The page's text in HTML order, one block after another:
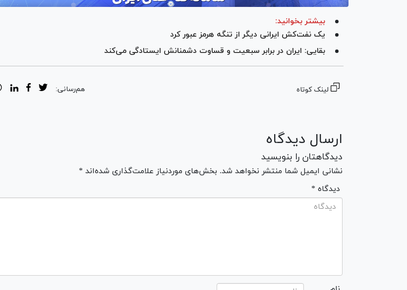
بیشتر بخوانید:
یک نفت‌کش ایرانی دیگر از تنگه هرمز عبور کرد
بقایی: ایران در برابر سبعیت و قساوت دشمنانش ایستادگی می‌کند
لینک کوتاه هم‌رسانی:
ارسال دیدگاه
دیدگاهتان را بنویسید
نشانی ایمیل شما منتشر نخواهد شد. بخش‌های موردنیاز علامت‌گذاری شده‌اند *
* دیدگاه